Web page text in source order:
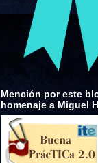
Mención por este
homenaje a Miguel